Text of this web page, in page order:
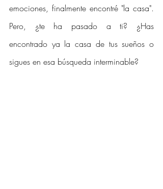
emociones, finalmente encontré "la casa".
Pero, ¿te ha pasado a ti? ¿Has
encontrado ya la casa de tus sueños o
sigues en esa búsqueda interminable?